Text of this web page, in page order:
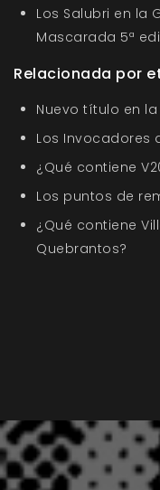
Los Salubri en la
Mascarada 5ª
Relacionada por
Nuevo título en
Los Invocadores
¿Qué contiene
Los puntos de
¿Qué contiene
Quebrantos?